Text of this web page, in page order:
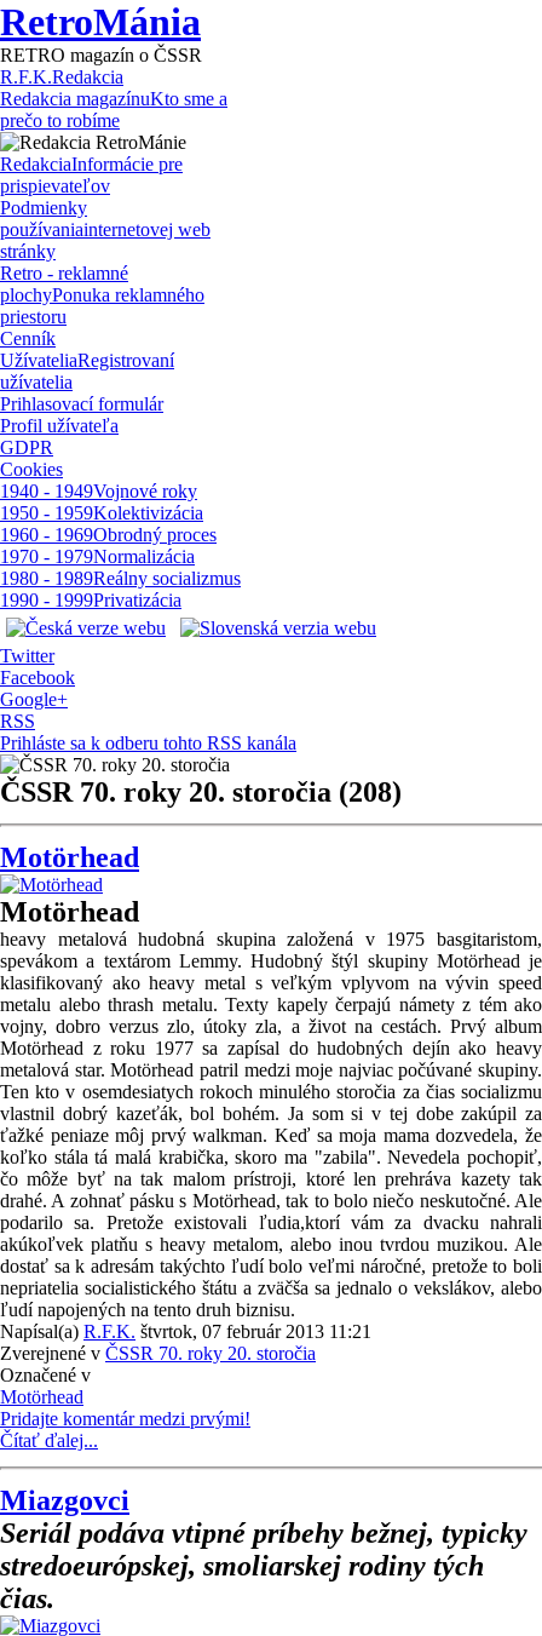
RetroMánia
RETRO magazín o ČSSR
R.F.K.Redakcia
Redakcia magazínuKto sme a
prečo to robíme
RedakciaInformácie pre
prispievateľov
Podmienky
používaniainternetovej web
stránky
Retro - reklamné
plochyPonuka reklamného
priestoru
Cenník
UžívateliaRegistrovaní
užívatelia
Prihlasovací formulár
Profil užívateľa
GDPR
Cookies
1940 - 1949Vojnové roky
1950 - 1959Kolektivizácia
1960 - 1969Obrodný proces
1970 - 1979Normalizácia
1980 - 1989Reálny socializmus
1990 - 1999Privatizácia
Twitter
Facebook
Google+
RSS
Prihláste sa k odberu tohto RSS kanála
ČSSR 70. roky 20. storočia (208)
Motörhead
Motörhead
heavy metalová hudobná skupina založená v 1975 basgitaristom,
spevákom a textárom Lemmy. Hudobný štýl skupiny Motörhead je
klasifikovaný ako heavy metal s veľkým vplyvom na vývin speed
metalu alebo thrash metalu. Texty kapely čerpajú námety z tém ako
vojny, dobro verzus zlo, útoky zla, a život na cestách. Prvý album
Motörhead z roku 1977 sa zapísal do hudobných dejín ako heavy
metalová star. Motörhead patril medzi moje najviac počúvané skupiny.
Ten kto v osemdesiatych rokoch minulého storočia za čias socializmu
vlastnil dobrý kazeťák, bol bohém. Ja som si v tej dobe zakúpil za
ťažké peniaze môj prvý walkman. Keď sa moja mama dozvedela, že
koľko stála tá malá krabička, skoro ma "zabila". Nevedela pochopiť,
čo môže byť na tak malom prístroji, ktoré len prehráva kazety tak
drahé. A zohnať pásku s Motörhead, tak to bolo niečo neskutočné. Ale
podarilo sa. Pretože existovali ľudia,ktorí vám za dvacku nahrali
akúkoľvek platňu s heavy metalom, alebo inou tvrdou muzikou. Ale
dostať sa k adresám takýchto ľudí bolo veľmi náročné, pretože to boli
nepriatelia socialistického štátu a zväčša sa jednalo o vekslákov, alebo
ľudí napojených na tento druh biznisu.
Napísal(a) R.F.K. štvrtok, 07 február 2013 11:21
Zverejnené v ČSSR 70. roky 20. storočia
Označené v
Motörhead
Pridajte komentár medzi prvými!
Čítať ďalej...
Miazgovci
Seriál podáva vtipné príbehy bežnej, typicky
stredoeurópskej, smoliarskej rodiny tých
čias.